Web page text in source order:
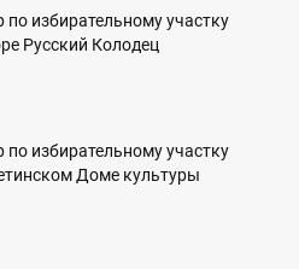
избирательному участку
Русский Колодец
избирательному участку
Доме культуры